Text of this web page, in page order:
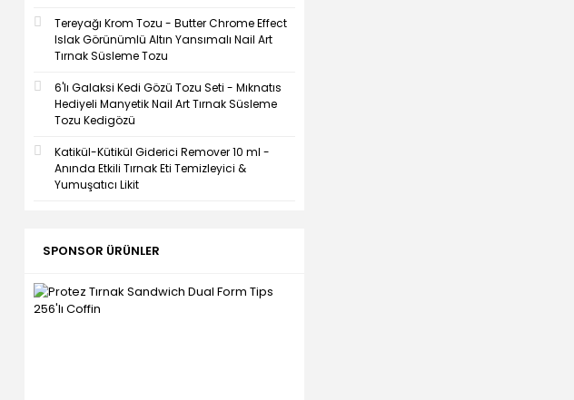
Tereyağı Krom Tozu - Butter Chrome Effect
Islak Görünümlü Altın Yansımalı Nail Art
Tırnak Süsleme Tozu
6'lı Galaksi Kedi Gözü Tozu Seti - Mıknatıs
Hediyeli Manyetik Nail Art Tırnak Süsleme
Tozu Kedigözü
Katikül-Kütikül Giderici Remover 10 ml -
Anında Etkili Tırnak Eti Temizleyici &
Yumuşatıcı Likit
SPONSOR ÜRÜNLER